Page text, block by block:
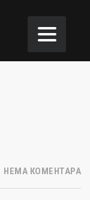
НЕМА КОМЕНТАРА